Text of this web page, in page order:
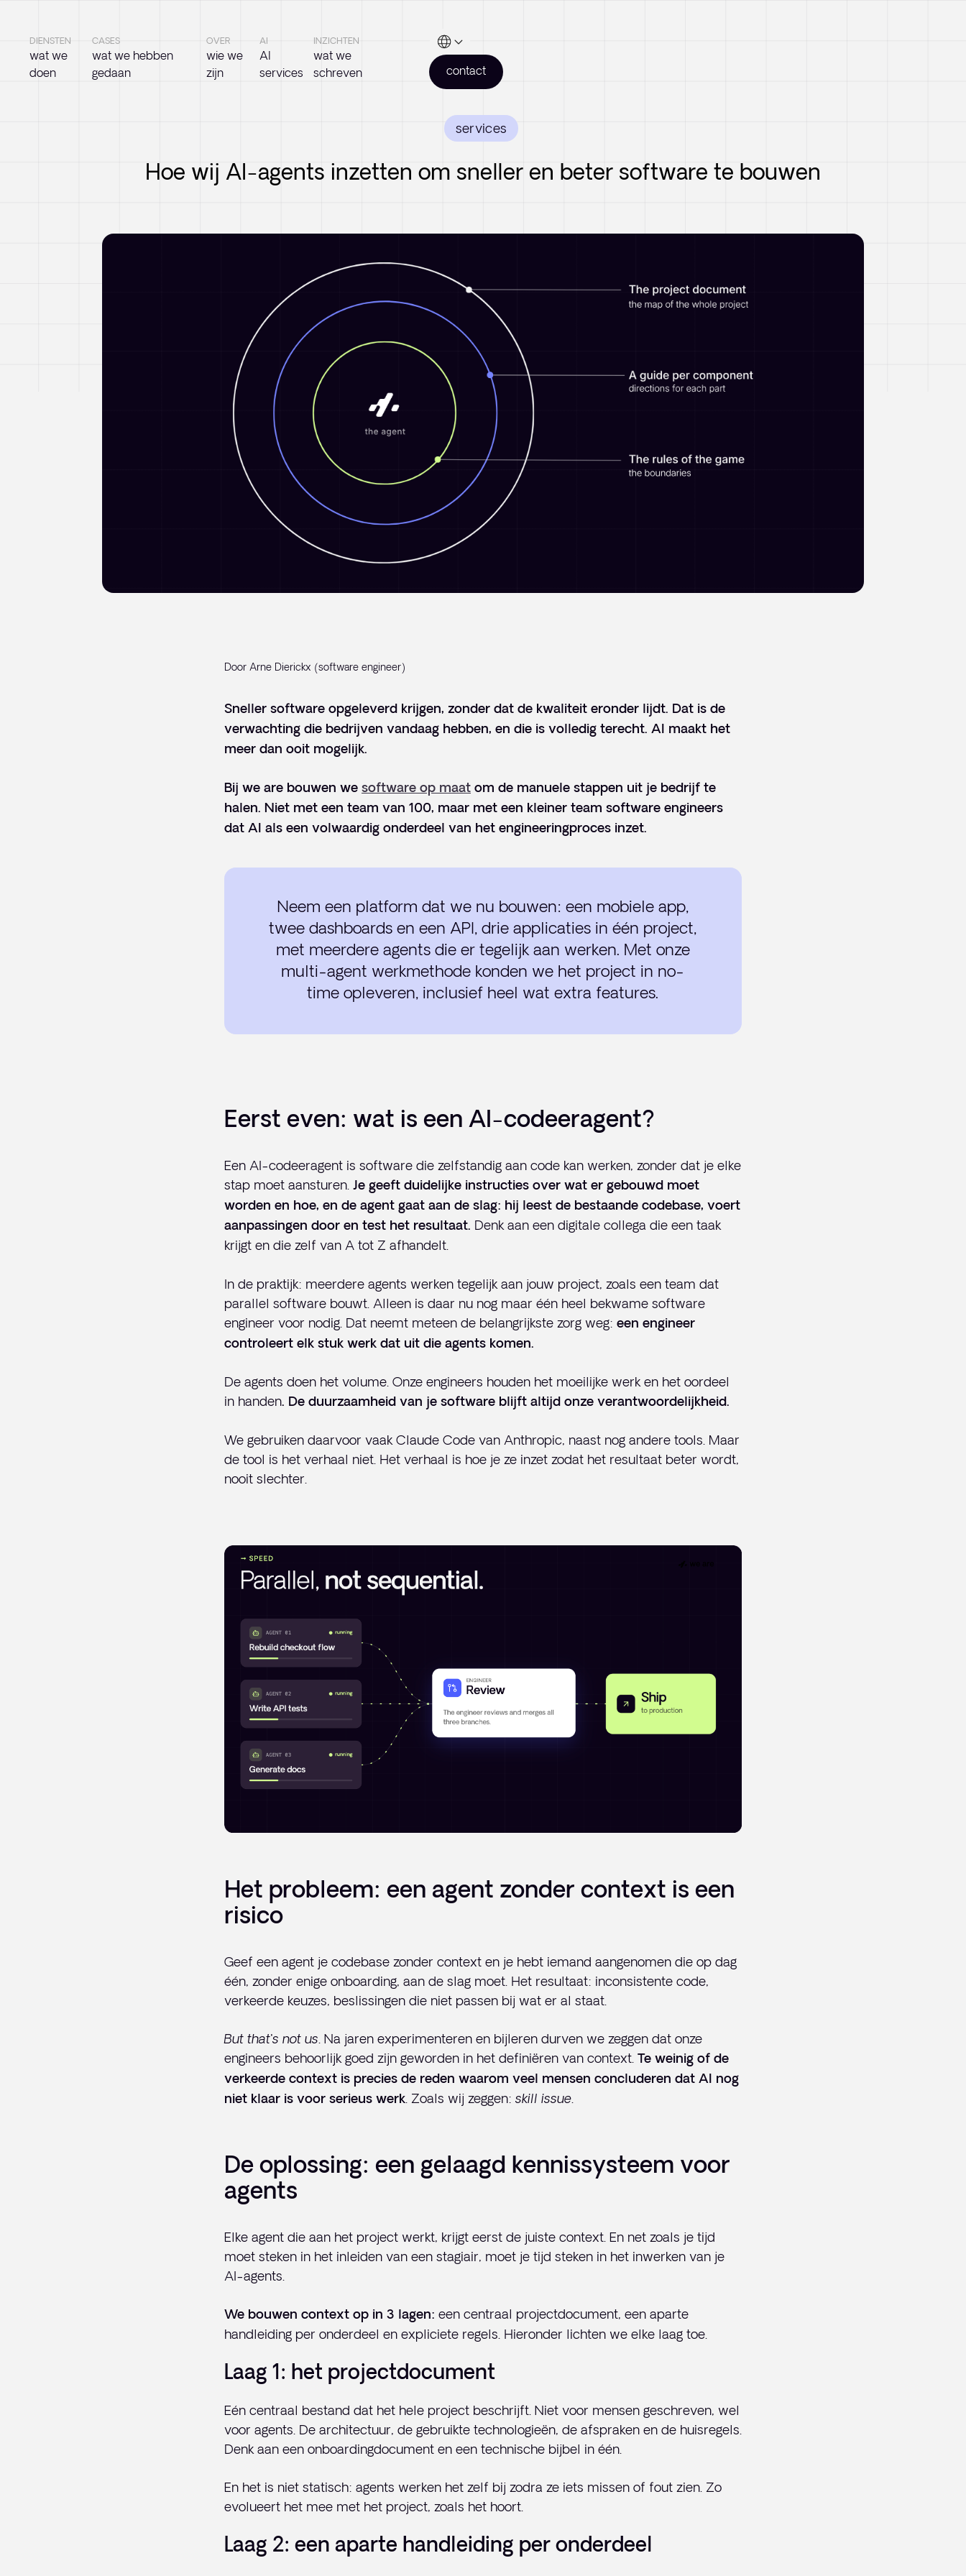
DIENSTEN
wat we
doen
CASES
wat we hebben
gedaan
OVER
wie we
zijn
AI
AI
services
INZICHTEN
wat we
schreven
contact
services
Hoe wij AI-agents inzetten om sneller en beter software te bouwen
Door Arne Dierickx (software engineer)
Sneller software opgeleverd krijgen, zonder dat de kwaliteit eronder lijdt. Dat is de
verwachting die bedrijven vandaag hebben, en die is volledig terecht. AI maakt het
meer dan ooit mogelijk.
Bij we are bouwen we software op maat om de manuele stappen uit je bedrijf te
halen. Niet met een team van 100, maar met een kleiner team software engineers
dat AI als een volwaardig onderdeel van het engineeringproces inzet.
Neem een platform dat we nu bouwen: een mobiele app,
twee dashboards en een API, drie applicaties in één project,
met meerdere agents die er tegelijk aan werken. Met onze
multi-agent werkmethode konden we het project in no-
time opleveren, inclusief heel wat extra features.
Eerst even: wat is een AI-codeeragent?
Een AI-codeeragent is software die zelfstandig aan code kan werken, zonder dat je elke
stap moet aansturen. Je geeft duidelijke instructies over wat er gebouwd moet
worden en hoe, en de agent gaat aan de slag: hij leest de bestaande codebase, voert
aanpassingen door en test het resultaat. Denk aan een digitale collega die een taak
krijgt en die zelf van A tot Z afhandelt.
In de praktijk: meerdere agents werken tegelijk aan jouw project, zoals een team dat
parallel software bouwt. Alleen is daar nu nog maar één heel bekwame software
engineer voor nodig. Dat neemt meteen de belangrijkste zorg weg: een engineer
controleert elk stuk werk dat uit die agents komen.
De agents doen het volume. Onze engineers houden het moeilijke werk en het oordeel
in handen. De duurzaamheid van je software blijft altijd onze verantwoordelijkheid.
We gebruiken daarvoor vaak Claude Code van Anthropic, naast nog andere tools. Maar
de tool is het verhaal niet. Het verhaal is hoe je ze inzet zodat het resultaat beter wordt,
nooit slechter.
Het probleem: een agent zonder context is een
risico
Geef een agent je codebase zonder context en je hebt iemand aangenomen die op dag
één, zonder enige onboarding, aan de slag moet. Het resultaat: inconsistente code,
verkeerde keuzes, beslissingen die niet passen bij wat er al staat.
But that's not us. Na jaren experimenteren en bijleren durven we zeggen dat onze
engineers behoorlijk goed zijn geworden in het definiëren van context. Te weinig of de
verkeerde context is precies de reden waarom veel mensen concluderen dat AI nog
niet klaar is voor serieus werk. Zoals wij zeggen: skill issue.
De oplossing: een gelaagd kennissysteem voor
agents
Elke agent die aan het project werkt, krijgt eerst de juiste context. En net zoals je tijd
moet steken in het inleiden van een stagiair, moet je tijd steken in het inwerken van je
AI-agents.
We bouwen context op in 3 lagen: een centraal projectdocument, een aparte
handleiding per onderdeel en expliciete regels. Hieronder lichten we elke laag toe.
Laag 1: het projectdocument
Eén centraal bestand dat het hele project beschrijft. Niet voor mensen geschreven, wel
voor agents. De architectuur, de gebruikte technologieën, de afspraken en de huisregels.
Denk aan een onboardingdocument en een technische bijbel in één.
En het is niet statisch: agents werken het zelf bij zodra ze iets missen of fout zien. Zo
evolueert het mee met het project, zoals het hoort.
Laag 2: een aparte handleiding per onderdeel